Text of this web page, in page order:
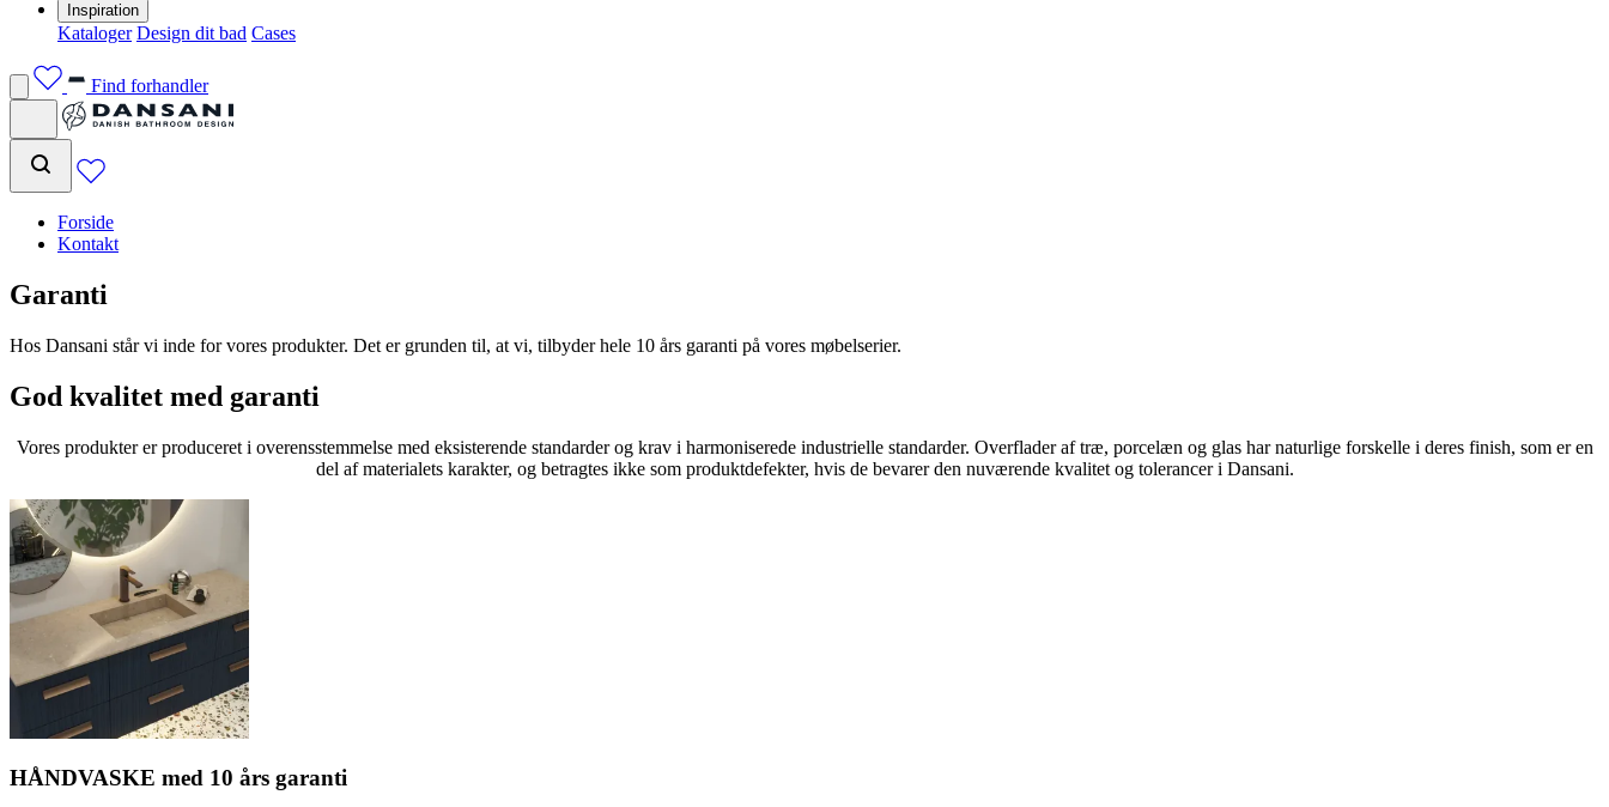
Inspiration
Kataloger Design dit bad Cases
Find forhandler
Forside
Kontakt
Garanti
Hos Dansani står vi inde for vores produkter. Det er grunden til, at vi, tilbyder hele 10 års garanti på vores møbelserier.
God kvalitet med garanti
Vores produkter er produceret i overensstemmelse med eksisterende standarder og krav i harmoniserede industrielle standarder. Overflader af træ, porcelæn og glas har naturlige forskelle i deres finish, som er en
del af materialets karakter, og betragtes ikke som produktdefekter, hvis de bevarer den nuværende kvalitet og tolerancer i Dansani.
HÅNDVASKE med 10 års garanti